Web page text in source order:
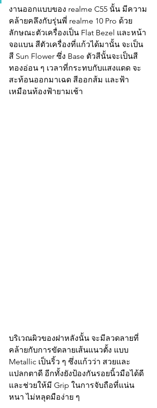
งานออกแบบของ realme C55 นั้น มีความ
คล้ายคลึงกับรุ่นพี่ realme 10 Pro ด้วย
ลักษณะตัวเครื่องเป็น Flat Bezel และหน้า
จอแบน สีตัวเครื่องที่แก้วได้มานั้น จะเป็น
สี Sun Flower ซึ่ง Base ตัวสีนั้นจะเป็นสี
ทองอ่อน ๆ เวลาที่กระทบกับแสงแดด จะ
สะท้อนออกมาเฉด สีออกส้ม และฟ้า
เหมือนท้องฟ้ายามเช้า
บริเวณผิวของฝาหลังนั้น จะมีลวดลายที่
คล้ายกับการขัดลายเส้นแนวตั้ง แบบ
Metallic เป็นริ้ว ๆ ซึ่งแก้วว่า สวยและ
แปลกตาดี อีกทั้งยังป้องกันรอยนิ้วมือได้ดี
และช่วยให้มี Grip ในการจับถือที่แน่น
หนา ไม่หลุดมือง่าย ๆ